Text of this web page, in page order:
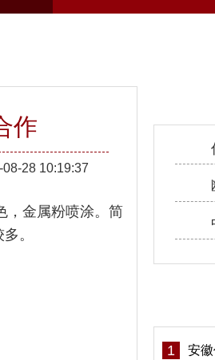
作
08-28 10:19:37
，金属粉喷涂。简
。
1